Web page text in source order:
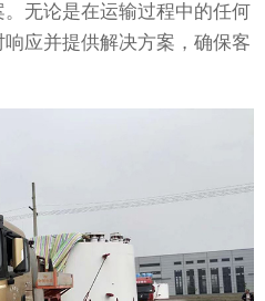
无论是在运输过程中的任何
应并提供解决方案，确保客